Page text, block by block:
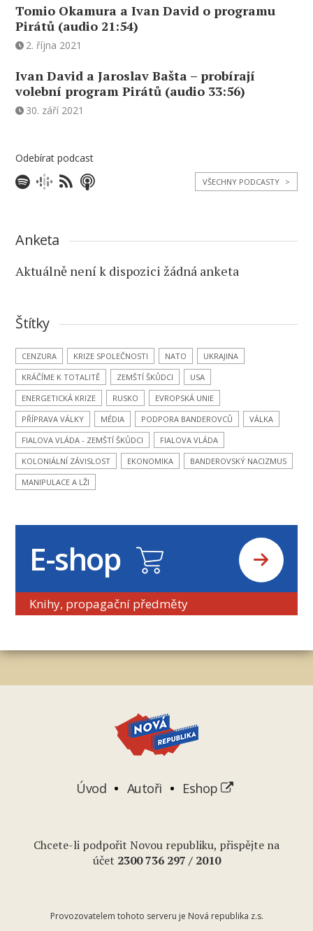
Tomio Okamura a Ivan David o programu
Pirátů (audio 21:54)
2. října 2021
Ivan David a Jaroslav Bašta – probírají
volební program Pirátů (audio 33:56)
30. září 2021
Odebírat podcast
VŠECHNY PODCASTY >
Anketa
Aktuálně není k dispozici žádná anketa
Štítky
CENZURA KRIZE SPOLEČNOSTI NATO
UKRAJINA
KRÁČÍME K TOTALITĚ
ZEMŠTÍ ŠKŮDCI
USA
ENERGETICKÁ KRIZE
RUSKO
EVROPSKÁ UNIE
PŘÍPRAVA VÁLKY
MÉDIA PODPORA BANDEROVCŮ
VÁLKA
FIALOVA VLÁDA - ZEMŠTÍ ŠKŮDCI
FIALOVA VLÁDA
KOLONIÁLNÍ ZÁVISLOST
EKONOMIKA
BANDEROVSKÝ NACIZMUS
MANIPULACE A LŽI
E-shop
Knihy, propagační předměty
Úvod Autoři Eshop
Chcete-li podpořit Novou republiku, přispějte na
účet 2300 736 297 / 2010
Provozovatelem tohoto serveru je Nová republika z.s.